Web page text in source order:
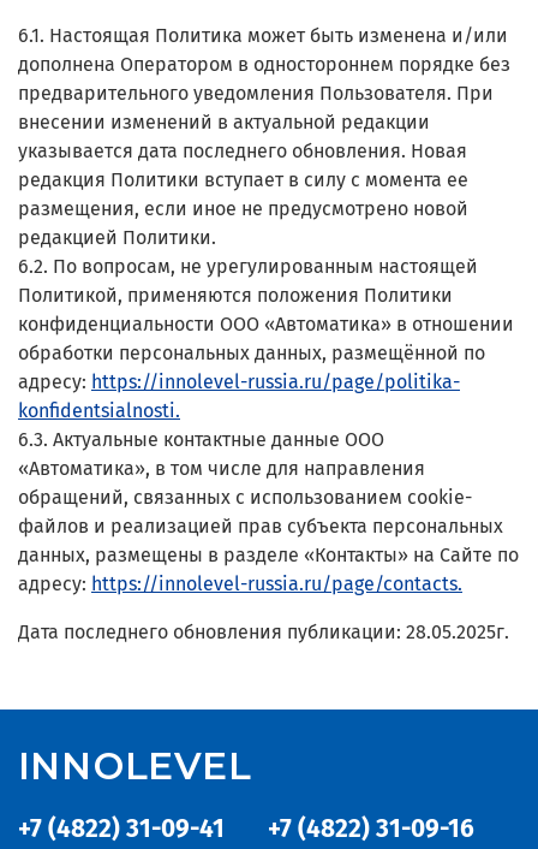
6.1. Настоящая Политика может быть изменена и/или
дополнена Оператором в одностороннем порядке без
предварительного уведомления Пользователя. При
внесении изменений в актуальной редакции
указывается дата последнего обновления. Новая
редакция Политики вступает в силу с момента ее
размещения, если иное не предусмотрено новой
редакцией Политики.
6.2. По вопросам, не урегулированным настоящей
Политикой, применяются положения Политики
конфиденциальности ООО «Автоматика» в отношении
обработки персональных данных, размещённой по
адресу: https://innolevel-russia.ru/page/politika-
konfidentsialnosti.
6.3. Актуальные контактные данные ООО
«Автоматика», в том числе для направления
обращений, связанных с использованием cookie-
файлов и реализацией прав субъекта персональных
данных, размещены в разделе «Контакты» на Сайте по
адресу: https://innolevel-russia.ru/page/contacts.
Дата последнего обновления публикации: 28.05.2025г.
+7 (4822) 31-09-41 +7 (4822) 31-09-16
INNOLEVEL